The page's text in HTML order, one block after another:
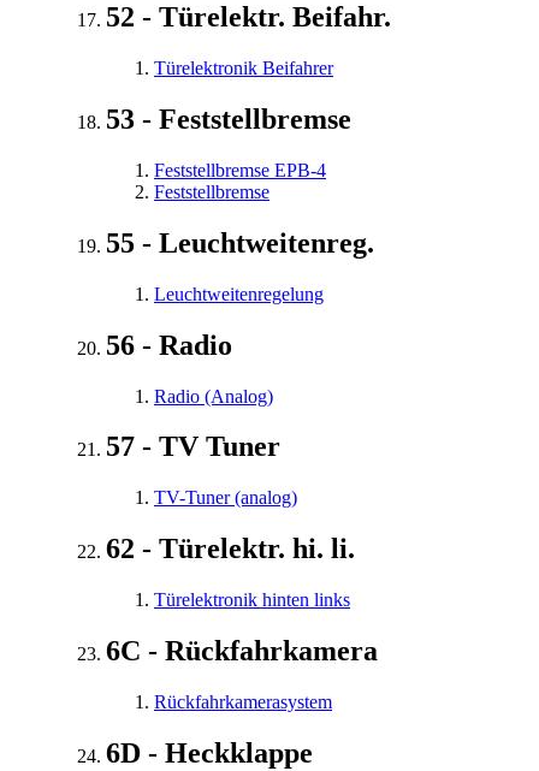
52 - Türelektr. Beifahr.
Türelektronik Beifahrer
53 - Feststellbremse
Feststellbremse EPB-4
Feststellbremse
55 - Leuchtweitenreg.
Leuchtweitenregelung
56 - Radio
Radio (Analog)
57 - TV Tuner
TV-Tuner (analog)
62 - Türelektr. hi. li.
Türelektronik hinten links
6C - Rückfahrkamera
Rückfahrkamerasystem
6D - Heckklappe